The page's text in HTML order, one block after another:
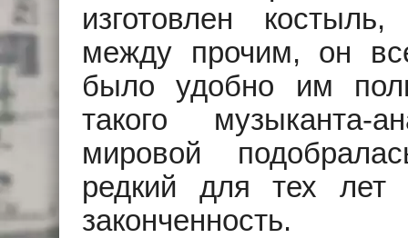
изготовлен
между прочим, он
было удобно им
такого музыканта-
мировой
редкий для тех лет
законченность.